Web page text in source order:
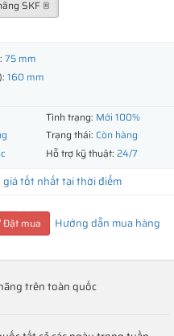
SKF ®
75 mm
160 mm
Tình trạng: Mới 100%
Trạng thái: Còn hàng
Hỗ trợ kỹ thuật: 24/7
giá tốt nhất tại thời điểm
Đặt mua Hướng dẫn mua hàng
trên toàn quốc